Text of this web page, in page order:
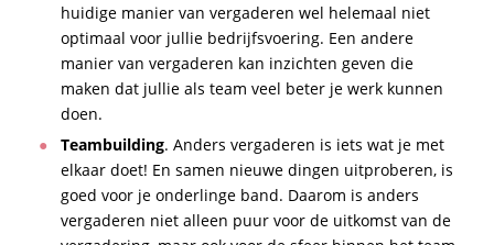
huidige manier van vergaderen wel helemaal niet
optimaal voor jullie bedrijfsvoering. Een andere
manier van vergaderen kan inzichten geven die
maken dat jullie als team veel beter je werk kunnen
doen.
Teambuilding. Anders vergaderen is iets wat je met
elkaar doet! En samen nieuwe dingen uitproberen, is
goed voor je onderlinge band. Daarom is anders
vergaderen niet alleen puur voor de uitkomst van de